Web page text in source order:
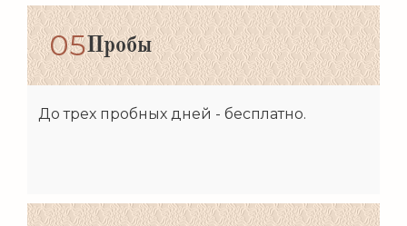
05Пробы
До трех пробных дней - бесплатно.